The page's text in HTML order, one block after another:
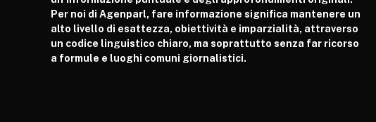
Per noi di Agenparl, fare informazione significa mantenere un
alto livello di esattezza, obiettività e imparzialità, attraverso
un codice linguistico chiaro, ma soprattutto senza far ricorso
a formule e luoghi comuni giornalistici.